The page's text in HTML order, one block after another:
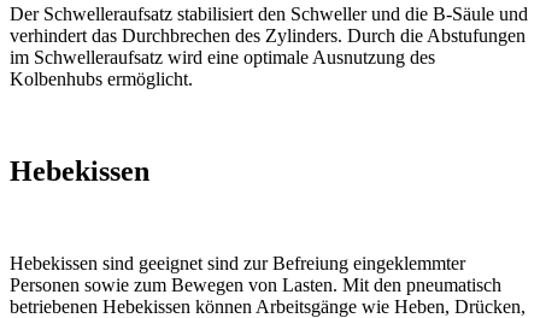
Der Schwelleraufsatz stabilisiert den Schweller und die B-Säule und
verhindert das Durchbrechen des Zylinders. Durch die Abstufungen
im Schwelleraufsatz wird eine optimale Ausnutzung des
Kolbenhubs ermöglicht.
Hebekissen
Hebekissen sind geeignet sind zur Befreiung eingeklemmter
Personen sowie zum Bewegen von Lasten. Mit den pneumatisch
betriebenen Hebekissen können Arbeitsgänge wie Heben, Drücken,